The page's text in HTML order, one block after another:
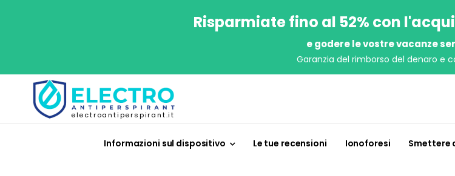
Risparmiate fino al 52% con
e godere le vostre vacanze
Garanzia del rimborso del denaro e
electroantiperspirant.it
Informazioni sul dispositivo Le tue recensioni Ionoforesi Smettere